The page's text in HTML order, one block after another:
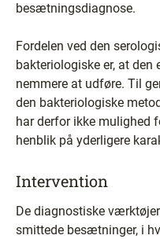
besætningsdiagnose.
Fordelen ved den
bakteriologiske er, at den
nemmere at udføre. Til
den bakteriologiske
har derfor ikke mulighed
henblik på yderligere
Intervention
De diagnostiske
smittede besætninger, i